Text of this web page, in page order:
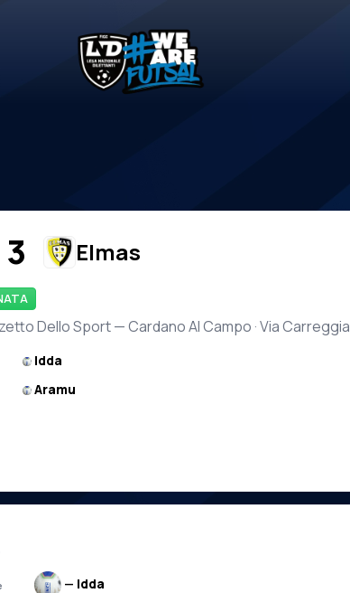
Elmas
Dello Sport — Cardano Al Campo · Via Carreggia
Idda
Aramu
— Idda